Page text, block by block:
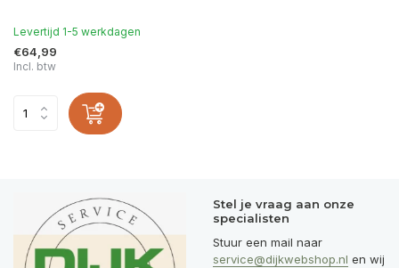
Levertijd 1-5 werkdagen
€64,99
Incl. btw
Stel je vraag aan onze
specialisten
Stuur een mail naar
service@dijkwebshop.nl en wij